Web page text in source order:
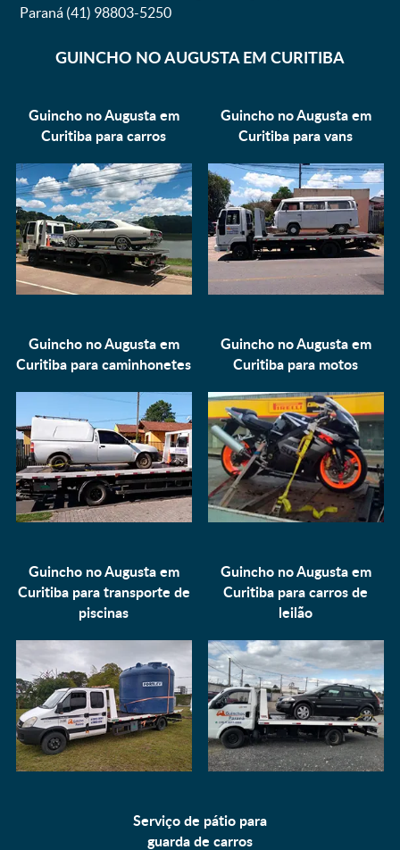
Paraná (41) 98803-5250
GUINCHO NO AUGUSTA EM CURITIBA
Guincho no Augusta em
Curitiba paracarros
Guincho no Augusta em
Curitiba paravans
Guincho no Augusta em
Curitiba paracaminhonetes
Guincho no Augusta em
Curitiba para motos
Guincho no Augusta em
Curitiba paratransporte de
piscinas
Guincho no Augusta em
Curitiba paracarros de
leilão
Serviço de pátio para
guarda de carros